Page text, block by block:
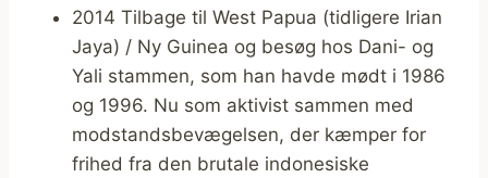
2014 Tilbage til West Papua (tidligere Irian
Jaya) / Ny Guinea og besøg hos Dani- og
Yali stammen, som han havde mødt i 1986
og 1996. Nu som aktivist sammen med
modstandsbevægelsen, der kæmper for
frihed fra den brutale indonesiske